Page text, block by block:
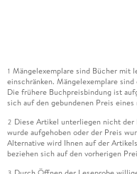
1 Mängelexemplare sind Bücher mit
einschränken. Mängelexemplare
Die frühere Buchpreisbindung ist
sich auf den gebundenen Preis eines
2 Diese Artikel unterliegen nicht
wurde aufgehoben oder der Preis
Alternative wird Ihnen auf der
beziehen sich auf den vorherigen